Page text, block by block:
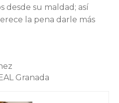
desde su maldad; así
la pena darle más
Granada